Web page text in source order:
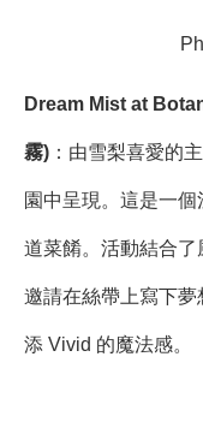
Dream Mist at
霧) ：由雪梨喜愛的
園中呈現。這是一
道菜餚。活動結合
邀請在絲帶上寫下
添 Vivid 的魔法感。